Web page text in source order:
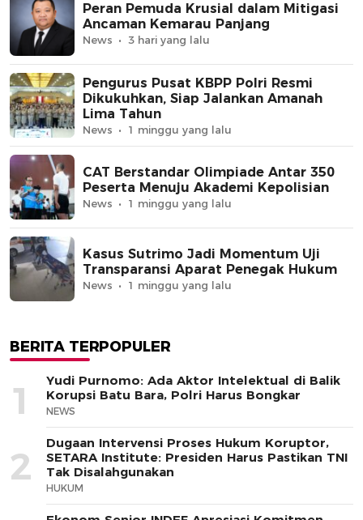
Peran Pemuda Krusial dalam Mitigasi
Ancaman Kemarau Panjang
News 3 hari yang lalu
Pengurus Pusat KBPP Polri Resmi
Dikukuhkan, Siap Jalankan Amanah
Lima Tahun
News 1 minggu yang lalu
CAT Berstandar Olimpiade Antar 350
Peserta Menuju Akademi Kepolisian
News 1 minggu yang lalu
Kasus Sutrimo Jadi Momentum Uji
Transparansi Aparat Penegak Hukum
News 1 minggu yang lalu
BERITA TERPOPULER
1
Yudi Purnomo: Ada Aktor Intelektual di Balik
Korupsi Batu Bara, Polri Harus Bongkar
NEWS
2
Dugaan Intervensi Proses Hukum Koruptor,
SETARA Institute: Presiden Harus Pastikan TNI
Tak Disalahgunakan
HUKUM